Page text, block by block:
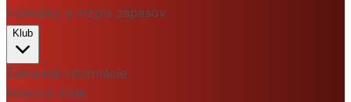
Výsledky a rozpis zápasov
Klub
Základné informácie
Klubový znak